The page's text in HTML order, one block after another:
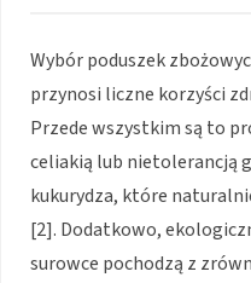
Wybór poduszek
przynosi liczne korzyści
Przede wszystkim są to
celiakią lub nietolerancją
kukurydza, które
[2]. Dodatkowo,
surowce pochodzą z